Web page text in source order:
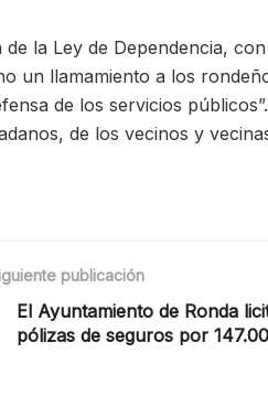
la Ley de Dependencia,
un llamamiento a los
de los servicios
de los vecinos y
publicación
El Ayuntamiento de Ronda
pólizas de seguros por